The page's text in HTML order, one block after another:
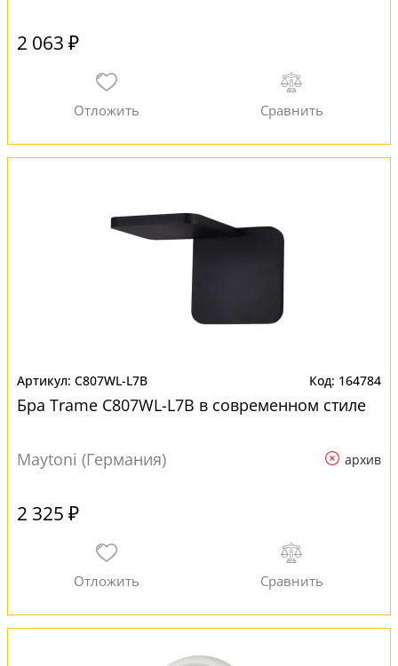
2 063 ₽
C807WL-L7B 164784
Бра Trame C807WL-L7B в современном стиле
Maytoni (Германия) архив
2 325 ₽